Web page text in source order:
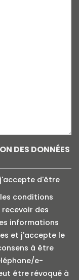
DES DONNÉES
d'être
conditions
recevoir des
informations
et j'accepte le
à être
e-
être révoqué à